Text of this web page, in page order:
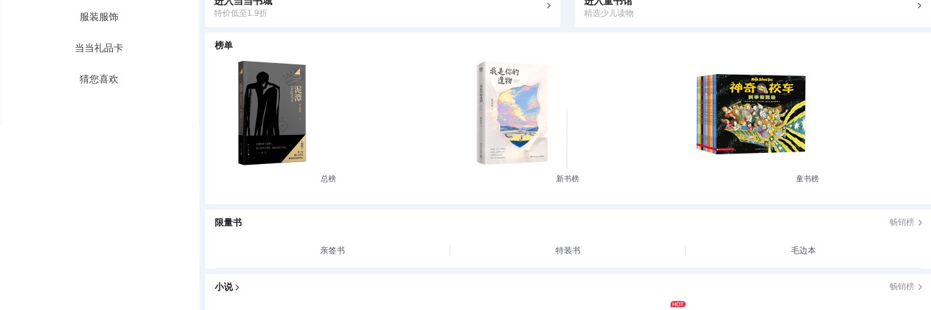
服装服饰
当当礼品卡
猜您喜欢
特价低至1.9折 精选少儿读物
榜单
总榜 新书榜 童书榜
限量书 畅销榜
亲签书 特装书 毛边本
小说 畅销榜